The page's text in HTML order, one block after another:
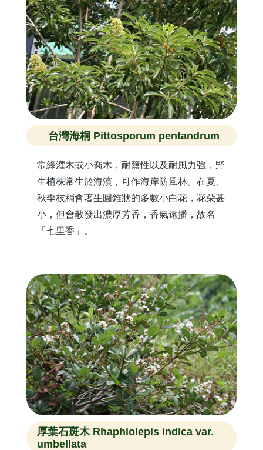
台灣海桐 Pittosporum pentandrum
常綠灌木或小喬木，耐鹽性以及耐風力強，野
生植株常生於海濱，可作海岸防風林。在夏、
秋季枝稍會著生圓錐狀的多數小白花，花朵甚
小，但會散發出濃厚芳香，香氣遠播，故名
「七里香」。
厚葉石斑木 Rhaphiolepis indica var.
umbellata